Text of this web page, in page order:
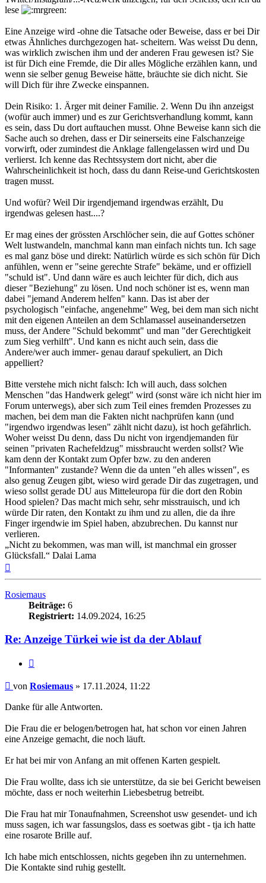
lese
Eine Anzeige wird -ohne die Tatsache oder Beweise, dass er bei Dir
etwas Ähnliches durchgezogen hat- scheitern. Was weisst Du denn,
was wirklich zwischen ihm und der anderen Frau gewesen ist? Sie
ist für Dich eine Fremde, die Dir alles Mögliche erzählen kann, und
wenn sie selber genug Beweise hätte, bräuchte sie dich nicht. Sie
will Dich für ihre Zwecke einspannen.
Dein Risiko: 1. Ärger mit deiner Familie. 2. Wenn Du ihn anzeigst
(wofür auch immer) und es zur Gerichtsverhandlung kommt, kann
es sein, dass Du dort auftauchen musst. Ohne Beweise kann sich die
Sache auch so drehen, dass er Dir seinerseits eine Falschanzeige
vorwirft, oder zumindest die Anklage fallengelassen wird und Du
verlierst. Ich kenne das Rechtssystem dort nicht, aber die
Wahrscheinlichkeit ist hoch, dass du dann Reise-und Gerichtskosten
tragen musst.
Und wofür? Weil Dir irgendjemand irgendwas erzählt, Du
irgendwas gelesen hast....?
Er mag eines der grössten Arschlöcher sein, die auf Gottes schöner
Welt lustwandeln, manchmal kann man einfach nichts tun. Ich sage
es mal ganz böse und direkt: Natürlich würde es sich schön für Dich
anfühlen, wenn er "seine gerechte Strafe" bekäme, und er offiziell
"schuld ist". Und dann wäre es auch leichter für dich, dich aus
dieser "Beziehung" zu lösen. Und noch schöner ist es, wenn man
dabei "jemand Anderem helfen" kann. Das ist aber der
psychologisch "einfache, angenehme" Weg, bei dem man sich nicht
mit den eigenen Anteilen an dem Schlamassel auseinandersetzen
muss, der Andere "Schuld bekommt" und man "der Gerechtigkeit
zum Sieg verhilft". Und kann es nicht auch sein, dass die
Andere/wer auch immer- genau darauf spekuliert, an Dich
appelliert?
Bitte verstehe mich nicht falsch: Ich will auch, dass solchen
Menschen "das Handwerk gelegt" wird (sonst wäre ich nicht hier im
Forum unterwegs), aber sich zum Teil eines fremden Prozesses zu
machen, bei dem man die Fakten nicht nachprüfen kann (und
"irgendwo irgendwas lesen" zählt nicht dazu), ist hoch gefährlich.
Woher weisst Du denn, dass Du nicht von irgendjemanden für
seinen "privaten Rachefeldzug" missbraucht werden sollst? Wie
kam denn der Kontakt zum Opfer bzw. zu den anderen
"Informanten" zustande? Wenn die da unten "eh alles wissen", es
also genug Zeugen gibt, wieso wird gerade Dir das zugetragen, und
wieso sollst gerade DU aus Mitteleuropa für die dort den Robin
Hood spielen? Das macht mich sehr, sehr misstrauisch, und ich
würde Dir raten, den Kontakt zu ihm und zu allen, die da ihre
Finger irgendwie im Spiel haben, abzubrechen. Du kannst nur
verlieren.
„Nicht zu bekommen, was man will, ist manchmal ein grosser
Glücksfall.“ Dalai Lama
Rosiemaus
Beiträge: 6
Registriert: 14.09.2024, 16:25
Re: Anzeige Türkei wie ist da der Ablauf
Beitrag
von Rosiemaus » 17.11.2024, 11:22
Danke für alle Antworten.
Die Frau die er belogen/betrogen hat, hat schon vor einen Jahren
eine Anzeige gemacht, die noch läuft.
Er hat bei mir von Anfang an mit offenen Karten gespielt.
Die Frau wollte, dass ich sie unterstütze, da sie bei Gericht beweisen
möchte, dass er noch weiterhin Liebesbetrug betreibt.
Die Frau hat mir Tonaufnahmen, Screenshot usw gesendet- und ich
muss sagen, ich war fassungslos, dass es soetwas gibt - tja ich hatte
eine rosarote Brille auf.
Ich habe mich entschlossen, nichts gegeben ihn zu unternehmen.
Die Kontakte sind ruhig gestellt.